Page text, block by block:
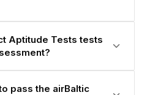
Aptitude Tests tests
pass the airBaltic